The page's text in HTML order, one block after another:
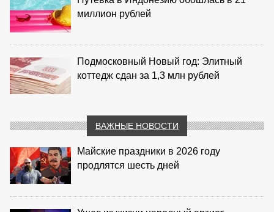
миллион рублей
Подмосковный Новый год: Элитный
коттедж сдан за 1,3 млн рублей
ВАЖНЫЕ НОВОСТИ
Майские праздники в 2026 году
продлятся шесть дней